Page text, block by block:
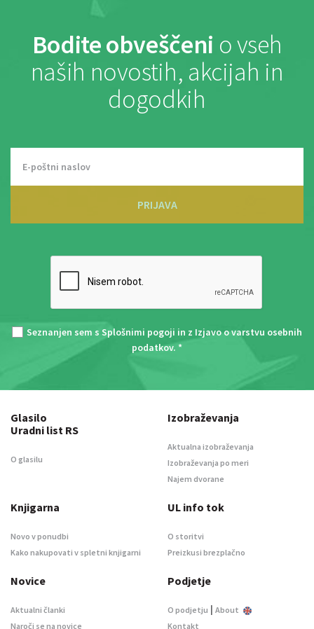
Bodite obveščeni o vseh
naših novostih, akcijah in
dogodkih
PRIJAVA
Seznanjen sem s Splošnimi pogoji in z Izjavo o varstvu osebnih
podatkov. *
Glasilo
Uradni list RS
O glasilu
Izobraževanja
Aktualna izobraževanja
Izobraževanja po meri
Najem dvorane
Knjigarna
Novo v ponudbi
Kako nakupovati v spletni knjigarni
UL info tok
O storitvi
Preizkusi brezplačno
Novice
Aktualni članki
Naroči se na novice
Podjetje
O podjetju | About
Kontakt